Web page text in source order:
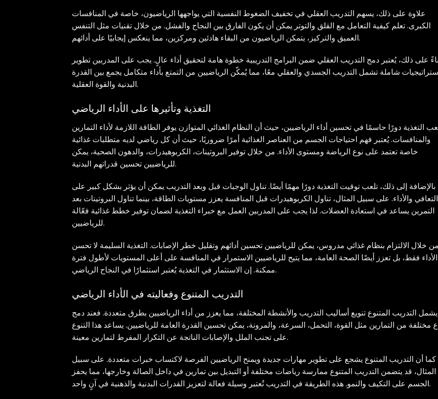
علاوة على ذلك، يسهم التدريب العقلي في تخفيف الضغوط النفسية التي يواجهها الرياضيون، خاصة في المنافسات
الكبرى. تعلم كيفية التعامل مع القلق والتوتر يمكن أن يكون الفارق بين النجاح والفشل. من خلال تقنيات مثل التنفس
العميق والتركيز، يتمكن الرياضيون من البقاء هادئين ومركزين، مما ينعكس إيجابيًا على أدائهم.
على ذلك، يُعتبر دمج التدريب العقلي ضمن البرامج التدريبية خطوة هامة لتحقيق أداء عالٍ. يجب على المدربين تطوير
شاملة تشمل التدريب الجسدي والعقلي معًا، مما يُمكّن الرياضيين من التمتع بأداء متكامل يجمع بين القدرة
البدنية والقوة العقلية.
التغذية وتأثيرها على الأداء الرياضي
التغذية دورًا حاسمًا في تحسين أداء الرياضيين، حيث أن النظام الغذائي المتوازن يوفر الطاقة اللازمة لأداء التمارين
والمنافسات. يُعتبر فهم احتياجات الجسم من العناصر الغذائية أمرًا ضروريًا، حيث أن كل رياضي لديه متطلبات غذائية
خاصة تعتمد على نوع الرياضة ومستوى الأداء. من خلال توفير البروتينات، الكربوهيدرات، والدهون الصحية، يمكن
للرياضيين تحسين قدراتهم البدنية.
بالإضافة إلى ذلك، تلعب توقيت التغذية دورًا مهمًا أيضًا. تناول الوجبات قبل وبعد التدريب يمكن أن يؤثر بشكل كبير على
التعافي والأداء. على سبيل المثال، تناول الكربوهيدرات قبل المنافسة يعزز مستويات الطاقة، بينما تناول البروتينات بعد
التمرين يساعد في استعادة العضلات. لذا يجب على المدربين العمل مع خبراء التغذية لضمان توفير خطط غذائية فعّالة
للرياضيين.
من خلال الالتزام بنظام غذائي مدروس، يمكن للرياضيين تحسين أدائهم وتقليل خطر الإصابات. التغذية السليمة لا تحسن
الأداء فقط، بل تعزز أيضًا الصحة العامة، مما يتيح للرياضيين الاستمرار في المنافسة على أعلى المستويات لأطول فترة
ممكنة. إن الاستثمار في التغذية يُعتبر استثمارًا في النجاح الرياضي.
التدريب المتنوع وفعاليته في الأداء الرياضي
يشمل التدريب المتنوع تنويع أساليب التدريب والأنشطة المختلفة، مما يعزز من أداء الرياضيين بطرق متعددة. فعند دمج
مختلفة من التمارين مثل القوة، التحمل، السرعة، والمرونة، يمكن تحسين القدرة العامة للرياضيين. يساعد هذا التنوع
على تجنب الملل والإصابات الناتجة عن التكرار المفرط لتمارين معينة.
كما أن التدريب المتنوع يشجع على تطوير مهارات جديدة ويمنح الرياضيين الفرصة لاكتساب خبرات متعددة. على سبيل
المثال، قد يتضمن التدريب المتنوع ممارسة رياضات مختلفة أو التبديل بين تمارين في داخل الصالة وخارجها، مما يحفز
الجسم على التكيف والنمو. هذه الطريقة في التدريب تُعتبر وسيلة فعالة لتعزيز القدرات البدنية والذهنية في آنٍ واحد.